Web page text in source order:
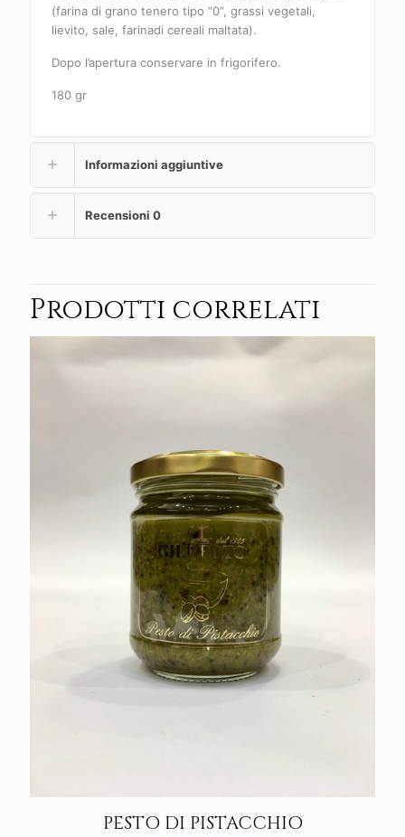
(farina di grano tenero tipo “0”, grassi vegetali,
lievito, sale, farinadi cereali maltata).
Dopo l’apertura conservare in frigorifero.
180 gr
Informazioni aggiuntive
Recensioni 0
Prodotti correlati
PESTO DI PISTACCHIO